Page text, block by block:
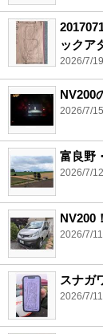
ックア
2026/7/
NV200
2026/7/
富良野
2026/7/
NV200！
2026/7/
スナガ
2026/7/